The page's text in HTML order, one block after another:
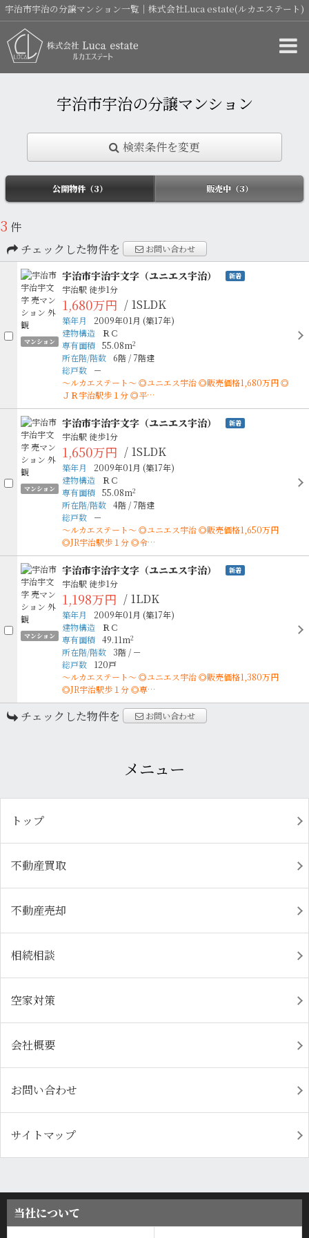
宇治市宇治の分譲マンション一覧｜株式会社Luca estate(ルカエステート)
宇治市宇治の分譲マンション
検索条件を変更
公開物件（3） 販売中（3）
3 件
チェックした物件を
お問い合わせ
マンション
宇治市宇治宇文字（ユニエス宇治） 新着
宇治駅徒歩1分
1,680万円 / 1SLDK
築年月 2009年01月 (築17年)
建物構造
ＲＣ
専有面積 55.08m2
所在階/階数 6階 /7階建
総戸数
－
～ルカエステート～ ◎ユニエス宇治 ◎販売価格1,680万円 ◎
ＪＲ宇治駅歩１分 ◎平…
マンション
宇治市宇治宇文字（ユニエス宇治） 新着
宇治駅徒歩1分
1,650万円 / 1SLDK
築年月 2009年01月 (築17年)
建物構造
ＲＣ
専有面積 55.08m2
所在階/階数 4階 /7階建
総戸数
－
～ルカエステート～ ◎ユニエス宇治 ◎販売価格1,650万円
◎JR宇治駅歩１分 ◎令…
マンション
宇治市宇治宇文字（ユニエス宇治） 新着
宇治駅徒歩1分
1,198万円 / 1LDK
築年月 2009年01月 (築17年)
建物構造
ＲＣ
専有面積 49.11m2
所在階/階数 3階 / －
総戸数
120戸
〜ルカエステート〜 ◎ユニエス宇治 ◎販売価格1,380万円
◎JR宇治駅歩１分 ◎専…
チェックした物件を お問い合わせ
メニュー
トップ
不動産買取
不動産売却
相続相談
空家対策
会社概要
お問い合わせ
サイトマップ
当社について